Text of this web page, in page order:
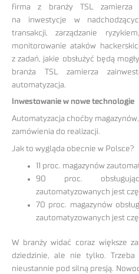
firma z branży TSL zamierza
na inwestycje w
transakcji, zarządzanie
monitorowanie ataków
z zadań, jakie obsłużyć będą
branża TSL zamierza
automatyzacja.
Inwestowanie w nowe technologie
Automatyzacja choćby
zamówienia do realizacji.
Jak to wygląda obecnie w Polsce?
11 proc. magazynów
90 proc.
zautomatyzowanych jest
70 proc. magazynów
zautomatyzowanych jest
W branży widać coraz większe
dziedzinie, ale nie tylko.
nieustannie pod silną presją.